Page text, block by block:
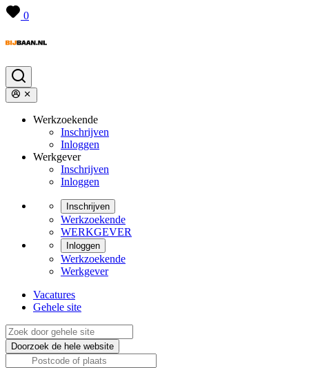
0
Werkzoekende
Inschrijven
Inloggen
Werkgever
Inschrijven
Inloggen
Inschrijven
Werkzoekende
WERKGEVER
Inloggen
Werkzoekende
Werkgever
Vacatures
Gehele site